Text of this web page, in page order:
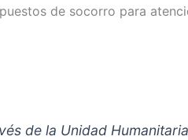
de socorro para
de la Unidad